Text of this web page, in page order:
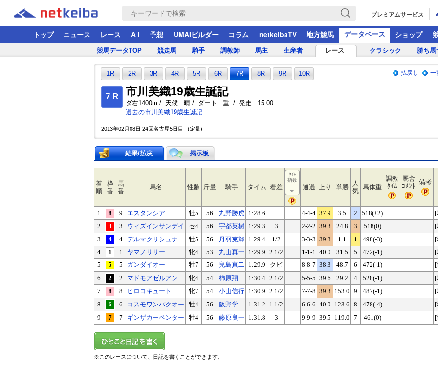
プレミアムサービス
トップ ニュース レース A I 予想 UMAIビルダー コラム netkeibaTV 地方競馬 データベース ショップ
競馬データTOP 競走馬 騎手 調教師 馬主 生産者 レース クラシック 勝ち馬
1R 2R 3R 4R 5R 6R 7R 8R 9R 10R 一
払戻し
7 R 市川美織19歳生誕記
ダ右1400m / 天候 : 晴 / ダート : 重 / 発走 : 15:00
過去の市川美織19歳生誕記
2013年02月08日 24回名古屋5日目 (定量)
結果/払戻 掲示板
着
順
枠
番
馬
番
馬名 性齢 斤量 騎手 タイム 着差
ﾀｲﾑ
指数
通過 上り 単勝
人
気
馬体重
調教
ﾀｲﾑ
厩舎
ｺﾒﾝﾄ
備考
1 8 9 エスタンシア 牡5 56 丸野勝虎 1:28.6 4-4-4 37.9 3.5 2 518(+2)
2
3 3 ウィズインサンデイ セ4 56 宇都英樹 1:29.3 3 2-2-2 39.3 24.8 3 518(0)
3
4 4 デルマクリシュナ 牡5 56 丹羽克輝 1:29.4 1/2 3-3-3 39.3 1.1 1 498(-3)
4
1 1 ヤマノリリー 牝4 53 丸山真一 1:29.9 2.1/2 1-1-1 40.0 31.5 5 472(-1)
5
5 5 ガンダイオー 牡7 56 兒島真二 1:29.9 クビ 8-8-7 38.3 48.7 6 472(-1)
6
2 2 マドモアゼルアン 牝4 54 柿原翔 1:30.4 2.1/2 5-5-5 39.6 29.2 4 528(-1)
7
8 8 ヒロコキュート 牝7 54 小山信行 1:30.9 2.1/2 7-7-8 39.3 153.0 9 487(-1)
8
6 6 コスモワンパクオー 牡4 56 阪野学 1:31.2 1.1/2 6-6-6 40.0 123.6 8 478(-4)
9
7 7 ギンザカーペンター 牡4 56 藤原良一 1:31.8 3 9-9-9 39.5 119.0 7 461(0)
※このレースについて、日記を書くことができます。